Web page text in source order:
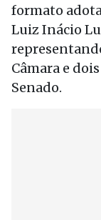
formato
Luiz Inácio
Câmara e
Senado.